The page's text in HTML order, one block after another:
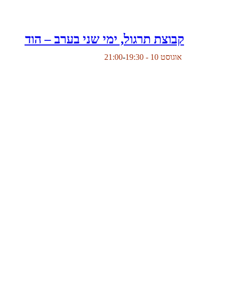
קבוצת תרגול, ימי שני בערב – הוד
אוגוסט 10 - 19:30 -
21:00